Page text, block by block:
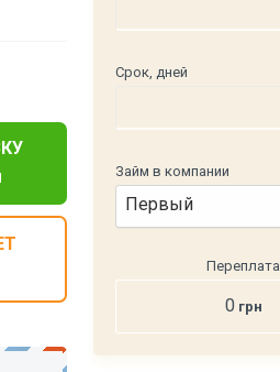
Срок, дней
Займ в компании
Первый
Переплата
0 грн